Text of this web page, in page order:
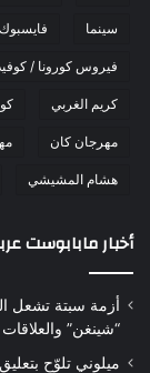
سينما فايسبوك
فيروس كورونا /
كريم الغربي
مهرجان كان
هشام المشيشي
أخبار مابابوست
أزمة سبتة تشعل
“شينغن”
ميلوني تلوّح